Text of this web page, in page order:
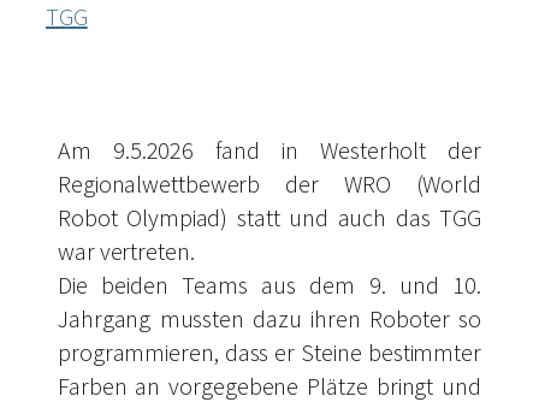
TGG
Am 9.5.2026 fand in Westerholt der
Regionalwettbewerb der WRO (World
Robot Olympiad) statt und auch das TGG
war vertreten.
Die beiden Teams aus dem 9. und 10.
Jahrgang mussten dazu ihren Roboter so
programmieren, dass er Steine bestimmter
Farben an vorgegebene Plätze bringt und